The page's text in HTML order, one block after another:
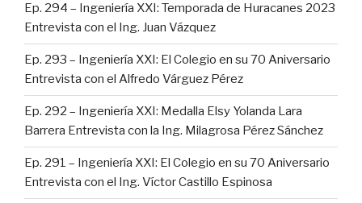
Ep. 294 – Ingeniería XXI: Temporada de Huracanes 2023
Entrevista con el Ing. Juan Vázquez
Ep. 293 – Ingeniería XXI: El Colegio en su 70 Aniversario
Entrevista con el Alfredo Várguez Pérez
Ep. 292 – Ingeniería XXI: Medalla Elsy Yolanda Lara
Barrera Entrevista con la Ing. Milagrosa Pérez Sánchez
Ep. 291 – Ingeniería XXI: El Colegio en su 70 Aniversario
Entrevista con el Ing. Víctor Castillo Espinosa